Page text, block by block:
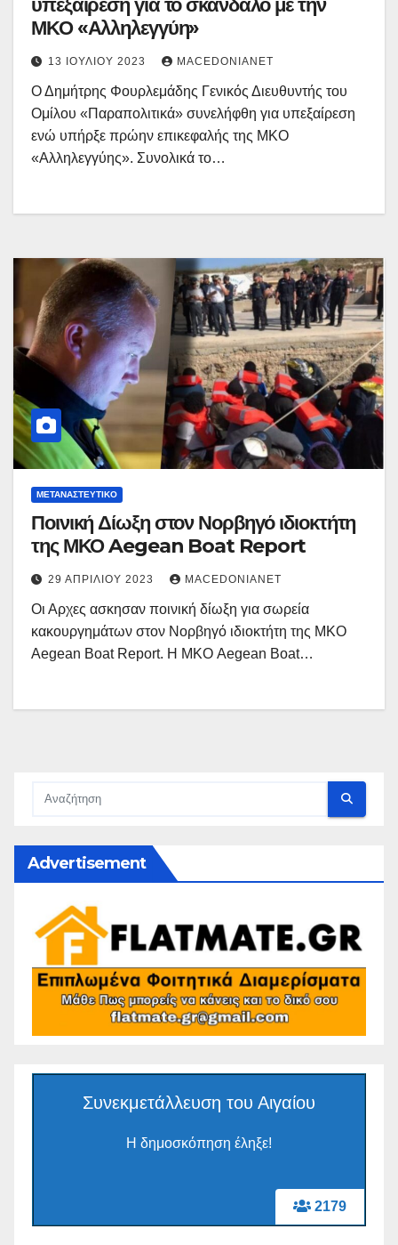
ΜΚΟ «Αλληλεγγύη»
13 ΙΟΥΛΊΟΥ 2023 MACEDONIANET
Ο Δημήτρης Φουρλεμάδης Γενικός Διευθυντής του
Ομίλου «Παραπολιτικά» συνελήφθη για υπεξαίρεση
ενώ υπήρξε πρώην επικεφαλής της ΜΚΟ
«Αλληλεγγύης». Συνολικά το…
ΜΕΤΑΝΑΣΤΕΥΤΙΚΌ
Ποινική Δίωξη στον Νορβηγό ιδιοκτήτη
της ΜΚΟ Aegean Boat Report
29 ΑΠΡΙΛΊΟΥ 2023 MACEDONIANET
Οι Αρχες ασκησαν ποινική δίωξη για σωρεία
κακουργημάτων στον Νορβηγό ιδιοκτήτη της ΜΚΟ
Aegean Boat Report. Η ΜΚΟ Aegean Boat…
Advertisement
2179
Συνεκμετάλλευση του Αιγαίου
Η δημοσκόπηση έληξε!